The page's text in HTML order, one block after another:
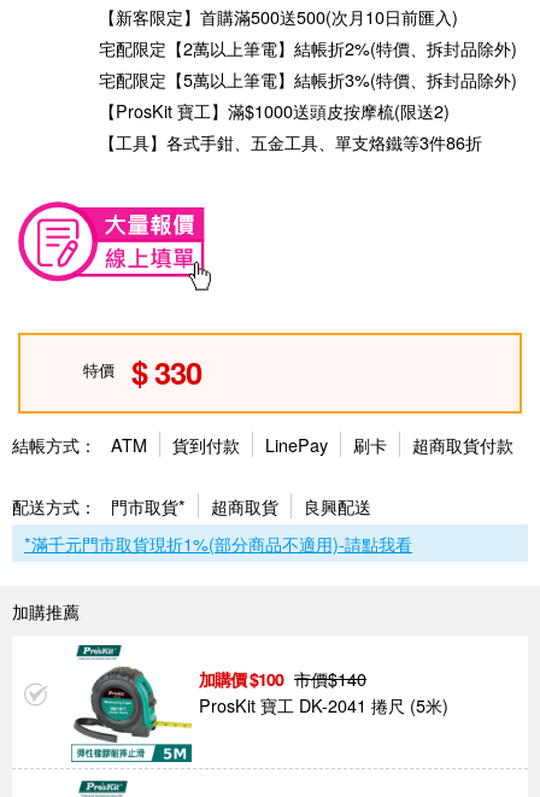
【新客限定】首購滿500送500(次月10日前匯入)
宅配限定【2萬以上筆電】結帳折2%(特價、拆封品除外)
宅配限定【5萬以上筆電】結帳折3%(特價、拆封品除外)
【ProsKit 寶工】滿$1000送頭皮按摩梳(限送2)
【工具】各式手鉗、五金工具、單支烙鐵等3件86折
特價 330
結帳方式： ATM 貨到付款 LinePay 刷卡 超商取貨付款
配送方式： 門市取貨* 超商取貨
良興配送
*滿千元門市取貨現折1%(部分商品不適用)-請點我看
加購推薦
100 市價$140
ProsKit 寶工 DK-2041 捲尺 (5米)